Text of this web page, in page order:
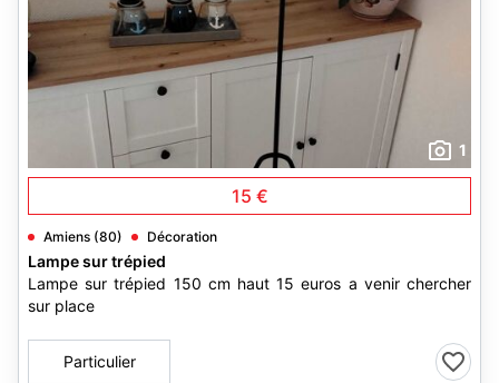
1
15 €
Amiens (80) Décoration
Lampe sur trépied
Lampe sur trépied 150 cm haut 15 euros a venir chercher
sur place
Particulier